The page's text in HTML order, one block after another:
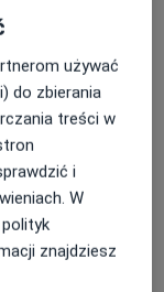
emocjonalne.
w
Regularnie
swoje
najlepsze
używać
do zbierania
treści w
i
W
znajdziesz